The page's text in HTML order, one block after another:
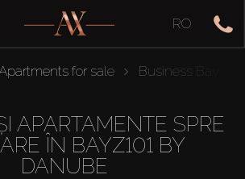
RO
for sale Business Bay
APARTAMENTE SPRE
ÎN BAYZ101 BY
DANUBE